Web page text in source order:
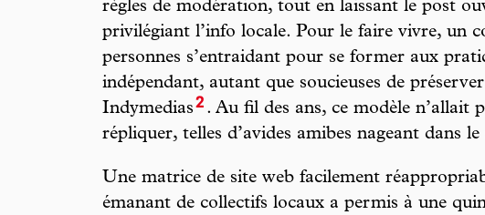
règles de modération, tout en laissant le post
privilégiant l’info locale. Pour le faire vivre, un
personnes s’entraidant pour se former aux
indépendant, autant que soucieuses de
Indymedias2 . Au fil des ans, ce modèle n’allait
répliquer, telles d’avides amibes nageant dans
Une matrice de site web facilement
émanant de collectifs locaux a permis à une